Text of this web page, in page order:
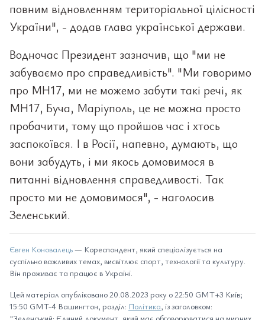
повним відновленням територіальної цілісності
України", - додав глава української держави.
Водночас Президент зазначив, що "ми не
забуваємо про справедливість". "Ми говоримо
про МН17, ми не можемо забути такі речі, як
МН17, Буча, Маріуполь, це не можна просто
пробачити, тому що пройшов час і хтось
заспокоївся. І в Росії, напевно, думають, що
вони забудуть, і ми якось домовимося в
питанні відновлення справедливості. Так
просто ми не домовимося", - наголосив
Зеленський.
Євген Коновалець— Кореспондент, який спеціалізується на
суспільно важливих темах, висвітлює спорт, технології та культуру.
Він проживає та працює в Україні.
Цей матеріал опубліковано 20.08.2023 року о 22:50 GMT+3 Київ;
15:50 GMT-4 Вашингтон, розділ: Політика, із заголовком: